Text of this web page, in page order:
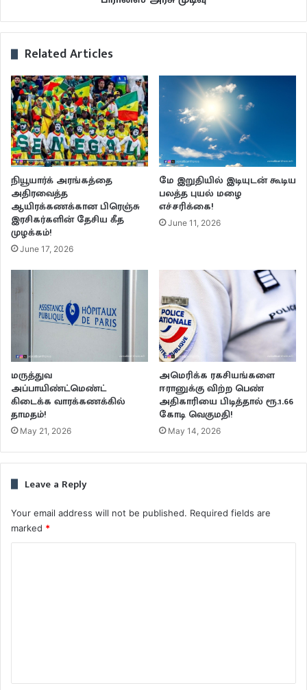
Related Articles
நியூயார்க் அரங்கத்தை
அதிரவைத்த
ஆயிரக்கணக்கான பிரெஞ்சு
இரசிகர்களின் தேசிய கீத
முழக்கம்!
June 17, 2026
மே இறுதியில் இடியுடன் கூடிய
பலத்த புயல் மழை
எச்சரிக்கை!
June 11, 2026
மருத்துவ
அப்பாயிண்ட்மெண்ட்
கிடைக்க வாரக்கணக்கில்
தாமதம்!
May 21, 2026
அமெரிக்க ரகசியங்களை
ஈரானுக்கு விற்ற பெண்
அதிகாரியை பிடித்தால் ரூ.1.66
கோடி வெகுமதி!
May 14, 2026
Leave a Reply
Your email address will not be published. Required fields are
marked *